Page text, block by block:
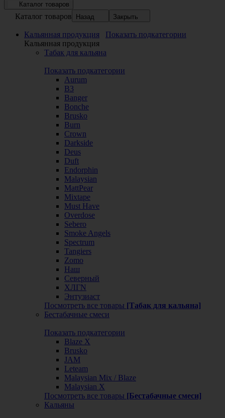
Каталог товаров
Каталог товаров Назад Закрыть
Кальянная продукция
Показать подкатегории
Кальянная продукция
Табак для кальяна
Показать подкатегории
Aurum
B3
Banger
Bonche
Brusko
Burn
Crown
Darkside
Deus
Duft
Endorphin
Malaysian
MattPear
Mixtape
Must Have
Overdose
Sebero
Smoke Angels
Spectrum
Tangiers
Zomo
Наш
Северный
ХЛГN
Энтузиаст
Посмотреть все товары [Табак для кальяна]
Бестабачные смеси
Показать подкатегории
Blaze X
Brusko
JAM
Leteam
Malaysian Mix / Blaze
Malaysian X
Посмотреть все товары [Бестабачные смеси]
Кальяны